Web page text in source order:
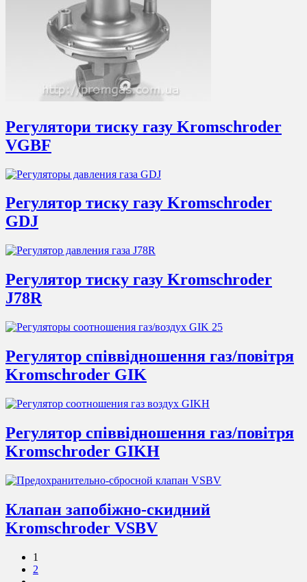
Регулятори тиску газу Kromschroder
VGBF
Регулятор тиску газу Kromschroder
GDJ
Регулятор тиску газу Kromschroder
J78R
Регулятор співвідношення газ/повітря
Kromschroder GIK
Регулятор співвідношення газ/повітря
Kromschroder GIKH
Клапан запобіжно-скидний
Kromschroder VSBV
1
2